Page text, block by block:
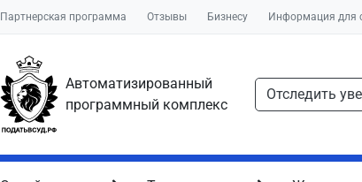
Партнерская программа Отзывы Бизнесу Информация для
Автоматизированный
программный комплекс
Отследить